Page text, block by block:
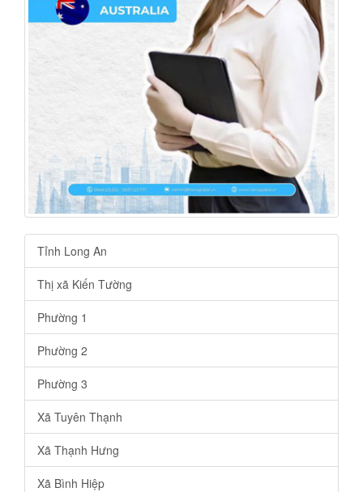
Tỉnh Long An
Thị xã Kiến Tường
Phường 1
Phường 2
Phường 3
Xã Tuyên Thạnh
Xã Thạnh Hưng
Xã Bình Hiệp